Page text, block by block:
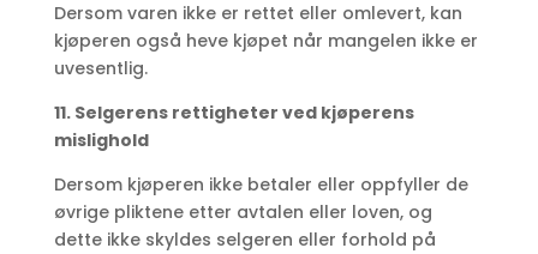
Dersom varen ikke er rettet eller omlevert, kan
kjøperen også heve kjøpet når mangelen ikke er
uvesentlig.
11. Selgerens rettigheter ved kjøperens
mislighold
Dersom kjøperen ikke betaler eller oppfyller de
øvrige pliktene etter avtalen eller loven, og
dette ikke skyldes selgeren eller forhold på